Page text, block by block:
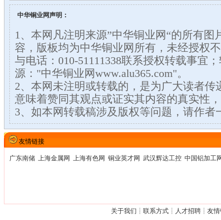
中华铜业网声明：
1、本网凡注明来源”中华铜业网“的所有图
容，版板均为中华铜业网所有，未经授权
与电话：010-51111338联系授权转载事宜
源："中华铜业网www.alu365.com"。
2、本网未注明或转载的，是为广大读者传
意味着赞同其观点或证实其内容的真实性
3、如本网转载稿涉及版权等问题，请作者